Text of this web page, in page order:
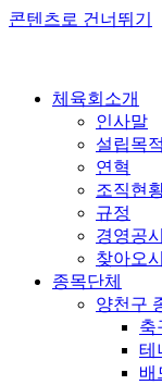
콘텐츠로 건너뛰기
체육회소개
인사말
설립목
연혁
조직현
규정
경영공시
찾아오
종목단체
양천구
축
테
배